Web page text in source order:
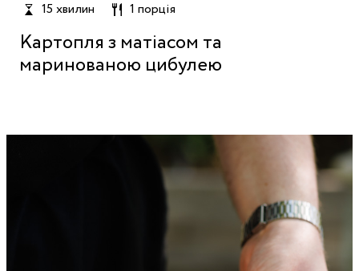
15 хвилин 1 порція
Картопля з матіасом та
маринованою цибулею